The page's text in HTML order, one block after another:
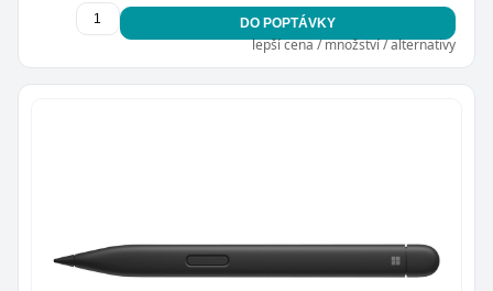
DO POPTÁVKY
lepší cena / množství / alternativy